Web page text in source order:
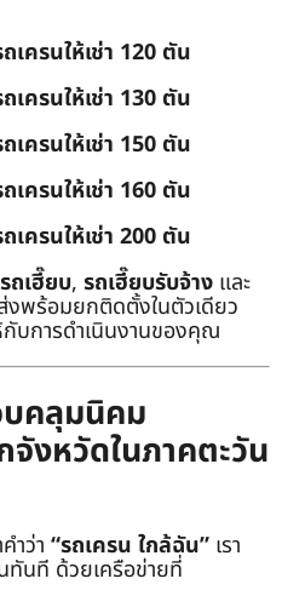
เครนให้เช่า 120 ตัน
เครนให้เช่า 130 ตัน
เครนให้เช่า 150 ตัน
เครนให้เช่า 160 ตัน
เครนให้เช่า 200 ตัน
ถเฮี๊ยบ, รถเฮี๊ยบรับจ้าง และ
งพร้อมยกติดตั้งในตัวเดียว
กับการดำเนินงานของคุณ
คลุมนิคม
งหวัดในภาคตะวัน
ำว่า “รถเครน ใกล้ฉัน” เรา
ทันที ด้วยเครือข่ายที่